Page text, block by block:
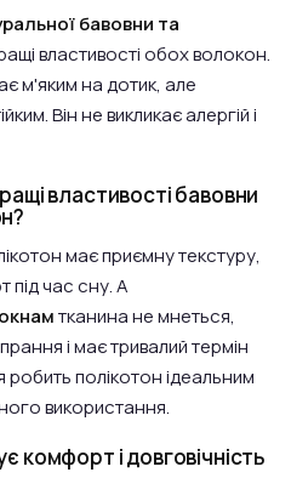
бавовни та
властивості обох волокон.
м'яким на дотик, але
Він не викликає алергій і
властивості бавовни
має приємну текстуру,
під час сну. А
тканина не мнеться,
і має тривалий термін
полікотон ідеальним
використання.
комфорт і довговічність